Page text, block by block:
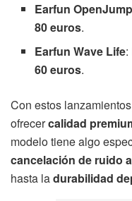
Earfun OpenJump
80 euros.
Earfun Wave Life:
60 euros.
Con estos
ofrecercalidad
modelo tiene algo
cancelación de ruido
hasta ladurabilidad